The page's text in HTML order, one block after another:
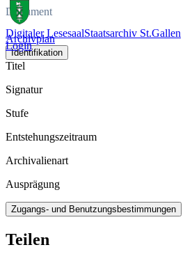
Digitaler LesesaalStaatsarchiv St.Gallen
Login
Dokument
Archivplan
Identifikation
Titel
Signatur
Stufe
Entstehungszeitraum
Archivalienart
Ausprägung
Zugangs- und Benutzungsbestimmungen
Teilen